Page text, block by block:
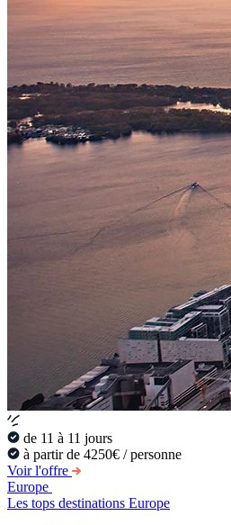
de 11 à 11 jours
à partir de 4250€ / personne
Voir l'offre
Europe
Les tops destinations Europe